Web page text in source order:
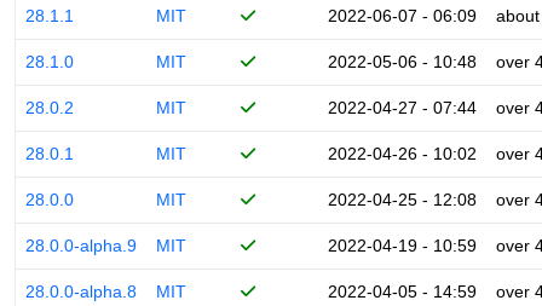
28.1.1 MIT 2022-06-07 - 06:09
28.1.0 MIT 2022-05-06 - 10:48 over
28.0.2 MIT 2022-04-27 - 07:44 over
28.0.1 MIT 2022-04-26 - 10:02 over
28.0.0 MIT 2022-04-25 - 12:08 over
28.0.0-alpha.9 MIT 2022-04-19 - 10:59 over
28.0.0-alpha.8 MIT 2022-04-05 - 14:59 over